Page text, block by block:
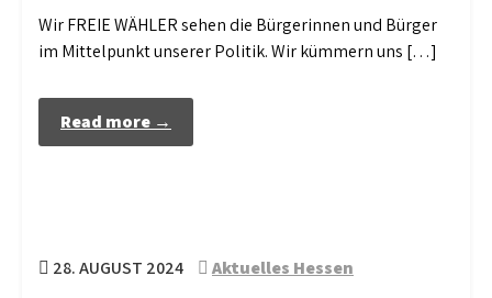
Wir FREIE WÄHLER sehen die Bürgerinnen und Bürger
im Mittelpunkt unserer Politik. Wir kümmern uns […]
Read more →
28. AUGUST 2024 Aktuelles Hessen